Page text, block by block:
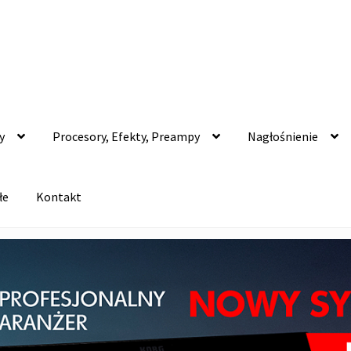
Procesory, Efekty, Preampy Nagłośnienie
Kontakt